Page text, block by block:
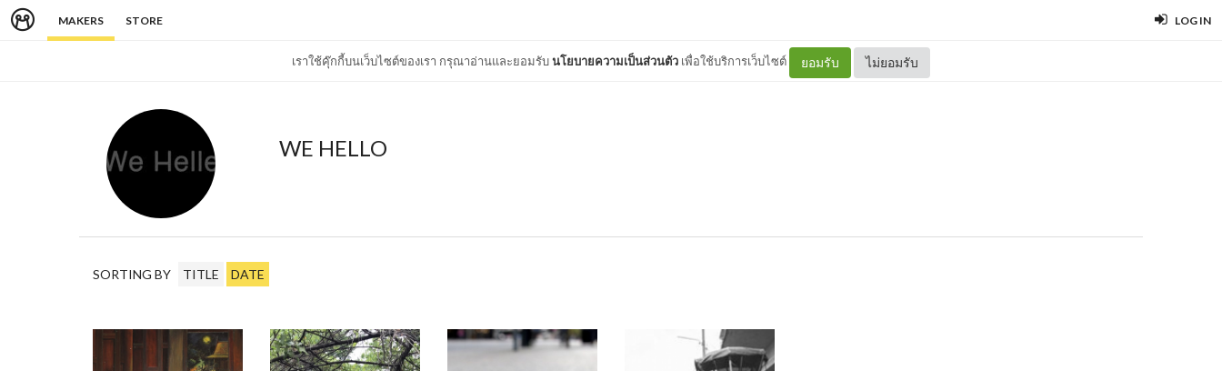
MAKERS STORE LOG IN
เราใช้คุ๊กกี้บนเว็บไซต์ของเรา กรุณาอ่านและยอมรับนโยบายความเป็นส่วนตัว เพื่อใช้บริการเว็บไซต์ ยอมรับ ไม่ยอมรับ
WE HELLO
SORTING BY TITLE DATE